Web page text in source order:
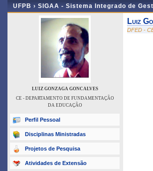
UFPB › SIGAA - Sistema Integrado de
LUIZ GONZAGA GONCALVES
CE - DEPARTAMENTO DE FUNDAMENTAÇÃO
DA EDUCAÇÃO
Perfil Pessoal
Disciplinas Ministradas
Projetos de Pesquisa
Atividades de Extensão
Luiz
DFED -